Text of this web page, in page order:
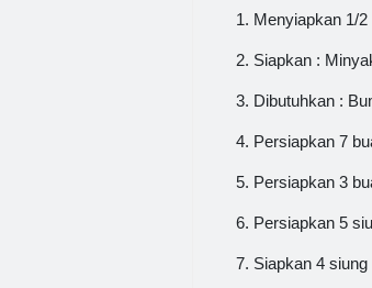
Menyiapkan 1/
Siapkan :
Dibutuhkan :
Persiapkan 7
Persiapkan 3
Persiapkan 5
Siapkan 4